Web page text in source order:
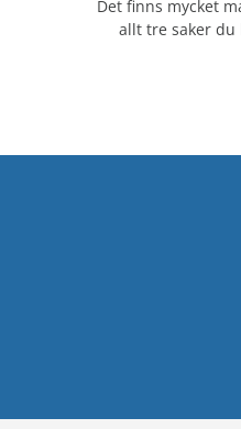
Det finns mycket
allt tre saker